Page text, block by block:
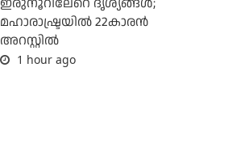
മഹാരാഷ്ട്രയില്‍ 22കാരന്‍
അറസ്റ്റില്‍
1 hour ago